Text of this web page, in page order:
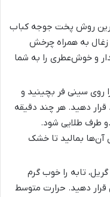
روش پخت جوجه کباب
به همراه چرخش
و خوش‌عطری را به شما
روی سینی فر بچینید و
قرار دهید. هر چند دقیقه
دو طرف طلایی شود.
آن‌ها بمالید تا خشک
تابه را خوب گرم
دهید. حرارت متوسط